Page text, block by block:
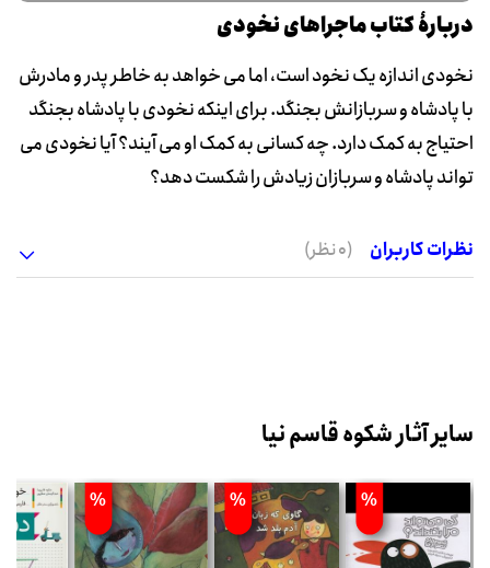
دربارۀ کتاب ماجراهای نخودی
نخودی اندازه یک نخود است، اما می خواهد به خاطر پدر و مادرش
با پادشاه و سربازانش بجنگد. برای اینکه نخودی با پادشاه بجنگد
احتیاج به کمک دارد. چه کسانی به کمک او می آیند؟ آیا نخودی می
تواند پادشاه و سربازان زیادش را شکست دهد؟
نظرات کاربران (0 نظر)
سایر آثار شکوه قاسم نیا
%
%
%